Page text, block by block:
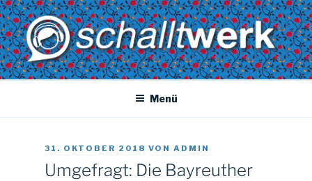
Zum
Inhalt
springen
SCHALLTWERK
Dein radio. Deine musik. Dein Uni-versum
Menü
VERÖFFENTLICHT
AM
31. OKTOBER 2018 VON ADMIN
Umgefragt: Die Bayreuther